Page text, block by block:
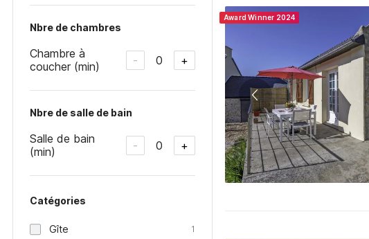
Nbre de chambres
Chambre à
coucher (min)
- 0 +
Nbre de salle de bain
Salle de bain
(min)
- 0 +
Catégories
Gîte 1
Award Winner 2024